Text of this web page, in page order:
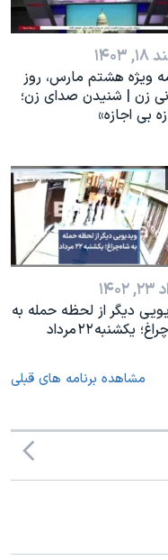
ویژه هشتم مارس، روز
زن | شنیدن صدای زن؛
بی اجازه»
دیگر از لحظه حمله به
یکشنبه ۲۲ مرداد
مشاهده برنامه های قبلی